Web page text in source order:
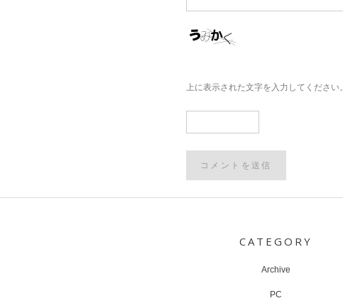
上に表示された文字を入力してください。
CATEGORY
Archive
PC